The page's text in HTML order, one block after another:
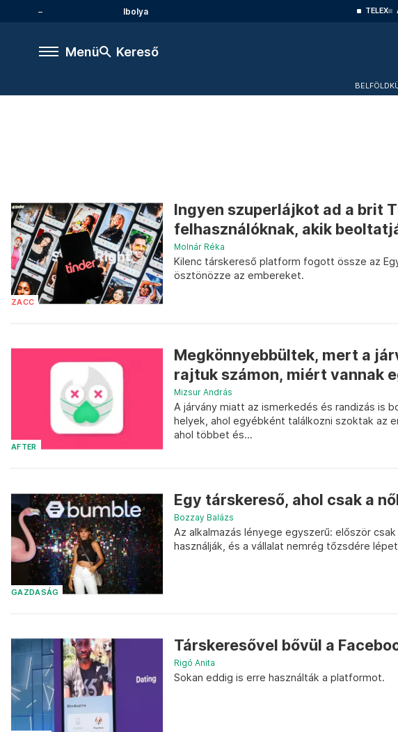
Ibolya TELEX
Menü Kereső
BELFÖLD
ZACC
Ingyen szuperlájkot ad a brit
felhasználóknak, akik
Molnár Réka
Kilenc társkereső platform fogott össze az
ösztönözze az embereket.
AFTER
Megkönnyebbültek, mert a
rajtuk számon, miért vannak
Mizsur András
A járvány miatt az ismerkedés és randizás is
helyek, ahol egyébként találkozni szoktak az
ahol többet és...
GAZDASÁG
Egy társkereső, ahol csak a
Bozzay Balázs
Az alkalmazás lényege egyszerű: először
használják, és a vállalat nemrég tőzsdére
Társkeresővel bővül a
Rigó Anita
Sokan eddig is erre használták a platformot.